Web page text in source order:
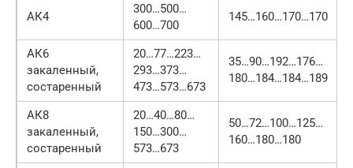
АК4
300…500…
600…700
145…160…170…170
АК6
закаленный,
состаренный
20…77…223…
293…373…
473…573…673
35…90…192…176…
180…184…184…189
АК8
закаленный,
состаренный
20…40…80…
150…300…
573…673
50…72…100…125…
160…180…180